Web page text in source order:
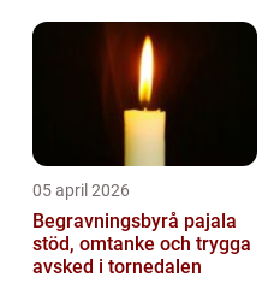
05 april 2026
Begravningsbyrå pajala
stöd, omtanke och trygga
avsked i tornedalen